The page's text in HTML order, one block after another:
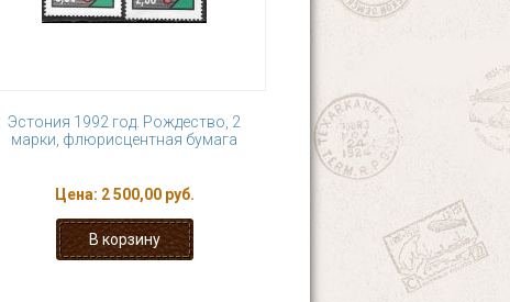
Эстония 1992 год. Рождество, 2
марки, флюрисцентная бумага
Цена: 2 500,00 руб.